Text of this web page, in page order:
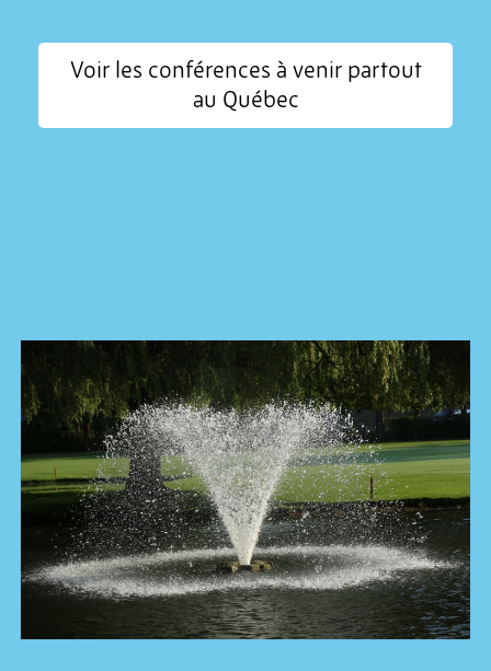
Voir les conférences à venir partout
au Québec